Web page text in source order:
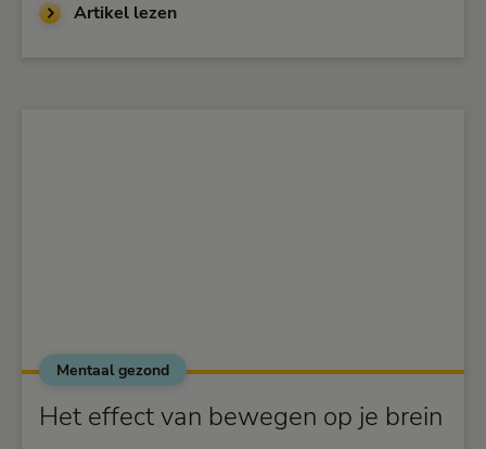
Artikel lezen
alt="Het effect van bewegen op je brein">
Mentaal gezond
Het effect van bewegen op je brein